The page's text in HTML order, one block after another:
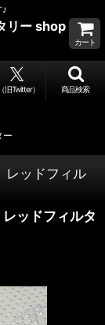
リー shop
カート
旧Twitter） 商品検索
ッドフィル
ドフィルタ